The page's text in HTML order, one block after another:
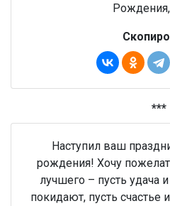
***
Наступил ваш
рождения! Хочу
лучшего – пусть удача
покидают, пусть счастье